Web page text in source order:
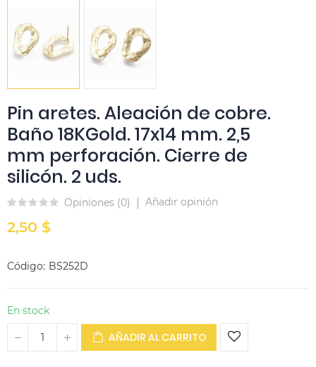
Pin aretes. Aleación de cobre.
Baño 18KGold. 17x14 mm. 2,5
mm perforación. Cierre de
silicón. 2 uds.
Opiniones (0) Añadir opinión
2,50 $
Código BS252D
En stock
AÑADIR AL CARRITO